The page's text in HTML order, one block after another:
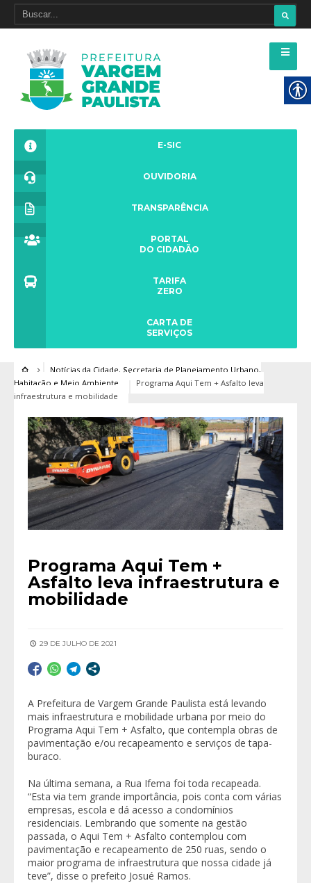
E-SIC
OUVIDORIA
TRANSPARÊNCIA
PORTAL
DO CIDADÃO
TARIFA
ZERO
CARTA DE
SERVIÇOS
Notícias da Cidade, Secretaria de Planejamento Urbano,
Habitação e Meio Ambiente
Programa Aqui Tem + Asfalto leva
infraestrutura e mobilidade
Programa Aqui Tem +
Asfalto leva infraestrutura e
mobilidade
29 DE JULHO DE 2021
A Prefeitura de Vargem Grande Paulista está levando
mais infraestrutura e mobilidade urbana por meio do
Programa Aqui Tem + Asfalto, que contempla obras de
pavimentação e/ou recapeamento e serviços de tapa-
buraco.
Na última semana, a Rua Ifema foi toda recapeada.
“Esta via tem grande importância, pois conta com várias
empresas, escola e dá acesso a condomínios
residenciais. Lembrando que somente na gestão
passada, o Aqui Tem + Asfalto contemplou com
pavimentação e recapeamento de 250 ruas, sendo o
maior programa de infraestrutura que nossa cidade já
teve”, disse o prefeito Josué Ramos.